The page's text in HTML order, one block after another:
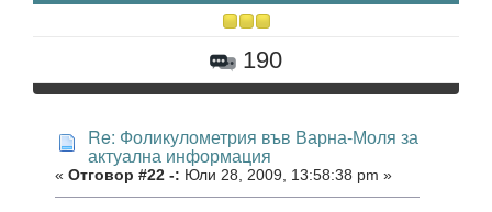
190
Re: Фоликулометрия във Варна-Моля за
актуална информация
« Отговор #22 -: Юли 28, 2009, 13:58:38 pm »